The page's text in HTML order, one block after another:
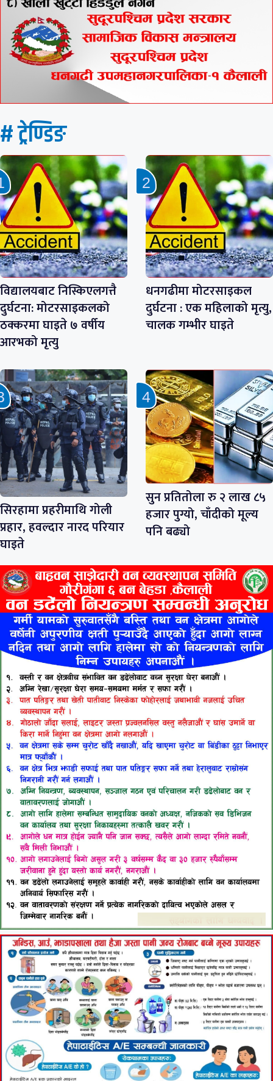
# ट्रेण्डिङ
विद्यालयबाट निस्किएलगत्तै
दुर्घटना: मोटरसाइकलको
ठक्करमा घाइते ७ वर्षीय
आरभको मृत्यु
धनगढीमा मोटरसाइकल
दुर्घटना : एक महिलाको मृत्यु,
चालक गम्भीर घाइते
सिरहामा प्रहरीमाथि गोली
प्रहार, हवल्दार नारद परियार
घाइते
सुन प्रतितोला रु २ लाख ८५
हजार पुग्यो, चाँदीको मूल्य
पनि बढ्यो